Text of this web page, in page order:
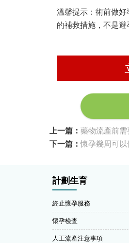
溫馨提示：術前做
的補救措施，不是
上一篇： 藥物流產前
下一篇：懷孕幾周可
計劃生育
終止懷孕服務
懷孕檢查
人工流產注意事項